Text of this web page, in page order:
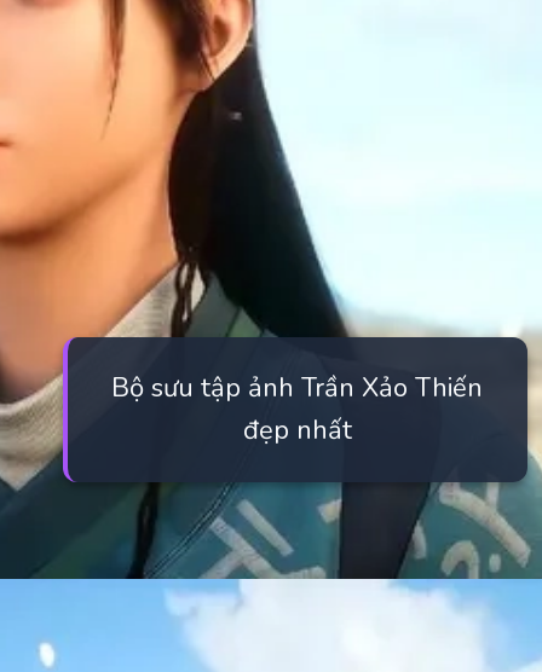
Bộ sưu tập ảnh Trần Xảo Thiến
đẹp nhất
https://manhua.edu.vn/tran-xao-thien